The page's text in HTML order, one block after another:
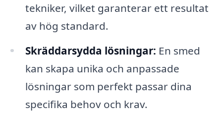
tekniker, vilket garanterar ett resultat
av hög standard.
Skräddarsydda lösningar: En smed
kan skapa unika och anpassade
lösningar som perfekt passar dina
specifika behov och krav.